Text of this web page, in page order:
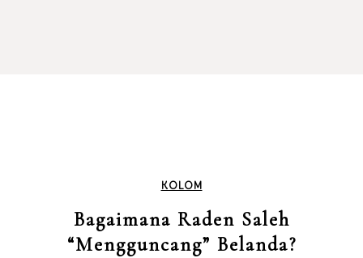
KOLOM
Bagaimana Raden Saleh
“Mengguncang” Belanda?